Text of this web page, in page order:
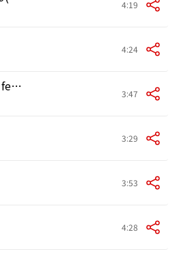
4:19
4:24
隠れん坊(カバー) feat.灯油 3:47
3:29
3:53
4:28